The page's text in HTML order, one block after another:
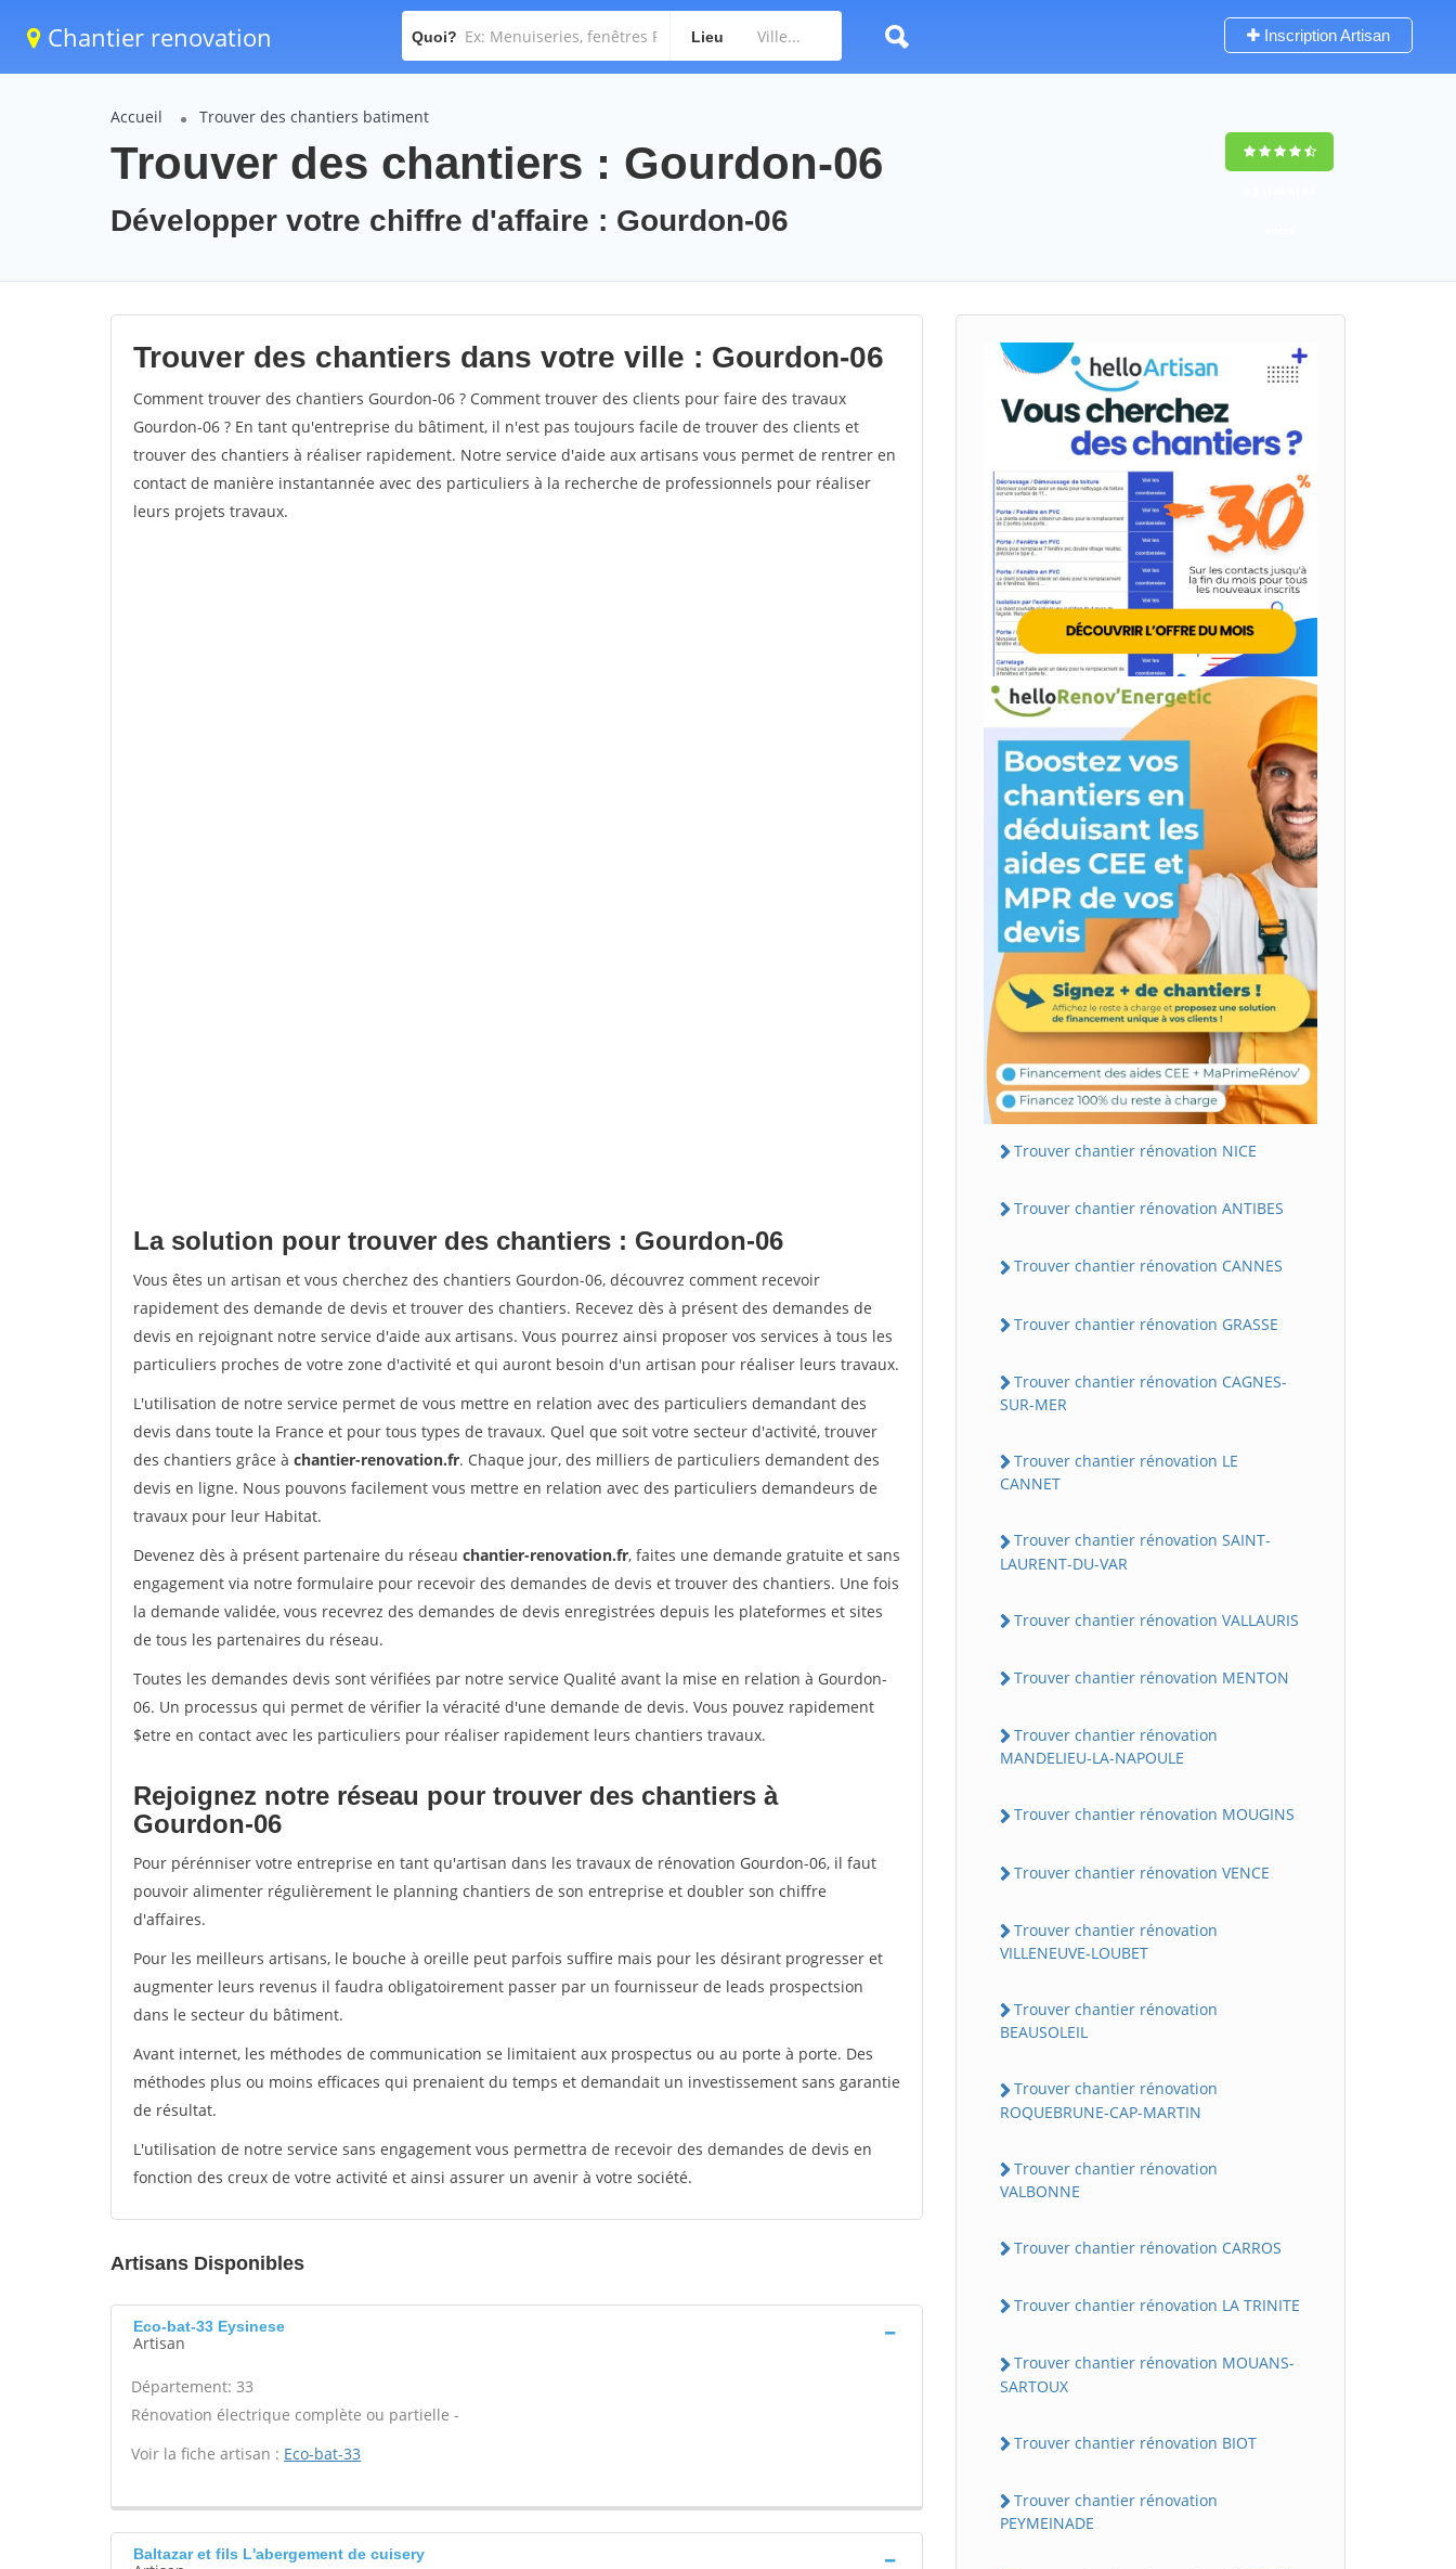
Chantier renovation Quoi? Lieu Inscription Artisan
Accueil Trouver des chantiers batiment
Trouver des chantiers : Gourdon-06
Développer votre chiffre d'affaire : Gourdon-06
Trouver des chantiers dans votre ville : Gourdon-06
Comment trouver des chantiers Gourdon-06 ? Comment trouver des clients pour faire des travaux
Gourdon-06 ? En tant qu'entreprise du bâtiment, il n'est pas toujours facile de trouver des clients et
trouver des chantiers à réaliser rapidement. Notre service d'aide aux artisans vous permet de rentrer en
contact de manière instantannée avec des particuliers à la recherche de professionnels pour réaliser
leurs projets travaux.
La solution pour trouver des chantiers : Gourdon-06
Vous êtes un artisan et vous cherchez des chantiers Gourdon-06, découvrez comment recevoir
rapidement des demande de devis et trouver des chantiers. Recevez dès à présent des demandes de
devis en rejoignant notre service d'aide aux artisans. Vous pourrez ainsi proposer vos services à tous les
particuliers proches de votre zone d'activité et qui auront besoin d'un artisan pour réaliser leurs travaux.
L'utilisation de notre service permet de vous mettre en relation avec des particuliers demandant des
devis dans toute la France et pour tous types de travaux. Quel que soit votre secteur d'activité, trouver
des chantiers grâce à chantier-renovation.fr. Chaque jour, des milliers de particuliers demandent des
devis en ligne. Nous pouvons facilement vous mettre en relation avec des particuliers demandeurs de
travaux pour leur Habitat.
Devenez dès à présent partenaire du réseau chantier-renovation.fr, faites une demande gratuite et sans
engagement via notre formulaire pour recevoir des demandes de devis et trouver des chantiers. Une fois
la demande validée, vous recevrez des demandes de devis enregistrées depuis les plateformes et sites
de tous les partenaires du réseau.
Toutes les demandes devis sont vérifiées par notre service Qualité avant la mise en relation à Gourdon-
06. Un processus qui permet de vérifier la véracité d'une demande de devis. Vous pouvez rapidement
$etre en contact avec les particuliers pour réaliser rapidement leurs chantiers travaux.
Rejoignez notre réseau pour trouver des chantiers à
Gourdon-06
Pour pérénniser votre entreprise en tant qu'artisan dans les travaux de rénovation Gourdon-06, il faut
pouvoir alimenter régulièrement le planning chantiers de son entreprise et doubler son chiffre
d'affaires.
Pour les meilleurs artisans, le bouche à oreille peut parfois suffire mais pour les désirant progresser et
augmenter leurs revenus il faudra obligatoirement passer par un fournisseur de leads prospectsion
dans le secteur du bâtiment.
Avant internet, les méthodes de communication se limitaient aux prospectus ou au porte à porte. Des
méthodes plus ou moins efficaces qui prenaient du temps et demandait un investissement sans garantie
de résultat.
L'utilisation de notre service sans engagement vous permettra de recevoir des demandes de devis en
fonction des creux de votre activité et ainsi assurer un avenir à votre société.
Artisans Disponibles
Eco-bat-33 Eysinese
Artisan
Département: 33
Rénovation électrique complète ou partielle -
Voir la fiche artisan : Eco-bat-33
Baltazar et fils L'abergement de cuisery
Trouver chantier rénovation NICE
Trouver chantier rénovation ANTIBES
Trouver chantier rénovation CANNES
Trouver chantier rénovation GRASSE
Trouver chantier rénovation CAGNES-
SUR-MER
Trouver chantier rénovation LE
CANNET
Trouver chantier rénovation SAINT-
LAURENT-DU-VAR
Trouver chantier rénovation VALLAURIS
Trouver chantier rénovation MENTON
Trouver chantier rénovation
MANDELIEU-LA-NAPOULE
Trouver chantier rénovation MOUGINS
Trouver chantier rénovation VENCE
Trouver chantier rénovation
VILLENEUVE-LOUBET
Trouver chantier rénovation
BEAUSOLEIL
Trouver chantier rénovation
ROQUEBRUNE-CAP-MARTIN
Trouver chantier rénovation
VALBONNE
Trouver chantier rénovation CARROS
Trouver chantier rénovation LA TRINITE
Trouver chantier rénovation MOUANS-
SARTOUX
Trouver chantier rénovation BIOT
Trouver chantier rénovation
PEYMEINADE